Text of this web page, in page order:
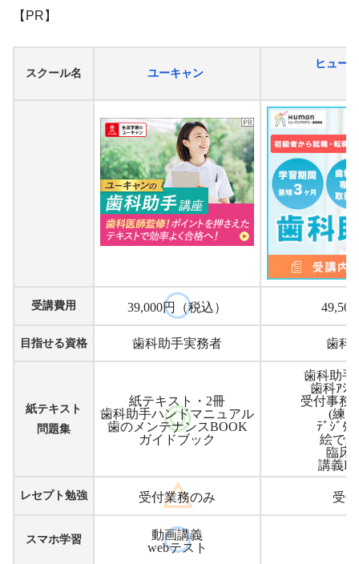
【PR】
スクール名 ユーキャン
ヒュー
受講費用 39,000円（税込）
目指せる資格 歯科助手実務者 歯科
紙テキスト
問題集
紙テキスト・2冊
歯科助手ハンドマニュアル
歯のメンテナンスBOOK
ガイドブック
歯科助手
歯科ｱｼ
受付事務
(練
ﾃﾞｼﾞﾀﾙ
絵で
臨床
講義
レセプト勉強 受付業務のみ 受
スマホ学習
動画講義
webテスト